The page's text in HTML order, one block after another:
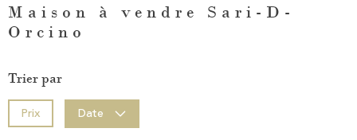
Maison à vendre Sari-D-
Orcino
Trier par
Prix Date